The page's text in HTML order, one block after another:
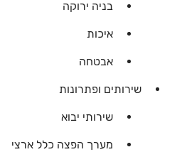
בניה ירוקה
איכות
אבטחה
שירותים ופתרונות
שירותי יבוא
מערך הפצה כלל ארצי